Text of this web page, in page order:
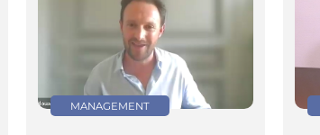
MANAGEMENT